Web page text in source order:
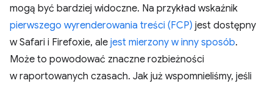
mogą być bardziej widoczne. Na przykład wskaźnik
pierwszego wyrenderowania treści (FCP) jest dostępny
w Safari i Firefoxie, ale jest mierzony w inny sposób.
Może to powodować znaczne rozbieżności
w raportowanych czasach. Jak już wspomnieliśmy, jeśli